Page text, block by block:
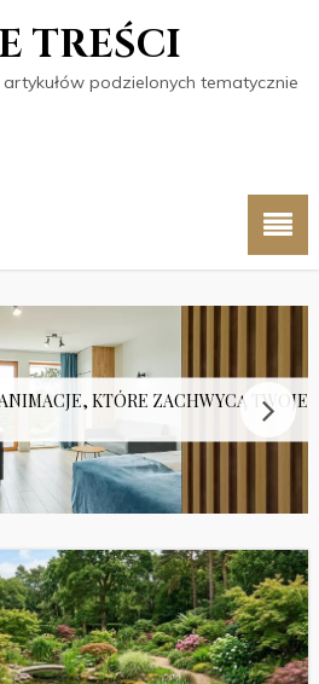
TREŚCI
podzielonych tematycznie
KTÓRE ZACHWYCĄ TWOJE